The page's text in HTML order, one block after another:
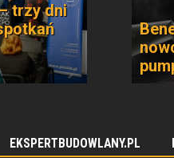
trzy dni
EKSPERTBUDOWLANY.PL